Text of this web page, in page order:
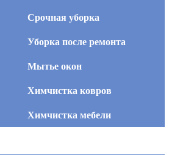
Срочная уборка
Уборка после ремонта
Мытье окон
Химчистка ковров
Химчистка мебели